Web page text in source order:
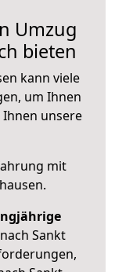
Umzug
bieten
kann viele
um Ihnen
unsere
mit
.
Sankt